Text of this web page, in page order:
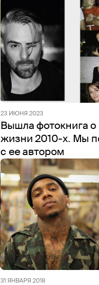
23 ИЮНЯ 2023
Вышла фотокнига
жизни 2010-х. Мы
с ее автором
31 ЯНВАРЯ 2018